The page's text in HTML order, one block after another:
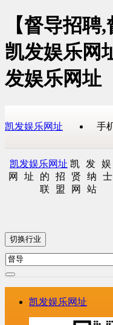
【督导招
凯发娱乐网
发娱乐网址
凯发娱乐网址 手
凯发娱乐网址 凯发
网址的招贤纳
联盟网站
切换行业
凯发娱乐网址